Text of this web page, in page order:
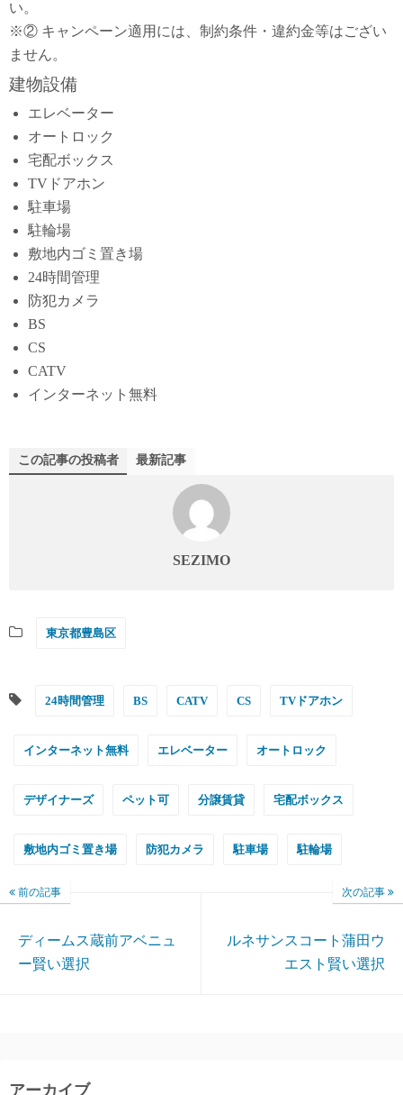
い。
※② キャンペーン適用には、制約条件・違約金等はござい
ません。
建物設備
エレベーター
オートロック
宅配ボックス
TVドアホン
駐車場
駐輪場
敷地内ゴミ置き場
24時間管理
防犯カメラ
BS
CS
CATV
インターネット無料
この記事の投稿者 最新記事
SEZIMO
東京都豊島区
24時間管理 BS CATV CS TVドアホン
インターネット無料 エレベーター オートロック
デザイナーズ ペット可 分譲賃貸 宅配ボックス
敷地内ゴミ置き場 防犯カメラ 駐車場 駐輪場
前の記事
ディームス蔵前アベニュ
ー賢い選択
次の記事
ルネサンスコート蒲田ウ
エスト賢い選択
アーカイブ